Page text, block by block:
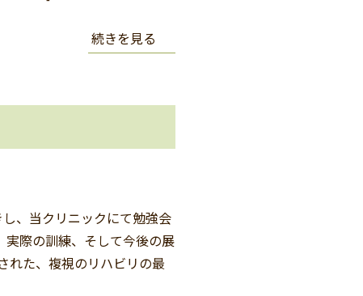
続きを見る
、当クリニックにて勉強会
際の訓練、そして今後の展
れた、複視のリハビリの最